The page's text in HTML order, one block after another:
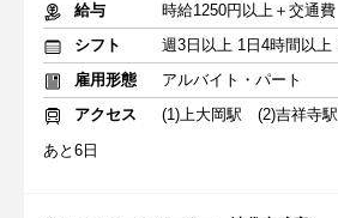
給与
時給1250円以上＋交通費
シフト
雇用形態
アルバイト・パート
アクセス
(1)上大岡駅 (2)吉祥寺駅
あと6日